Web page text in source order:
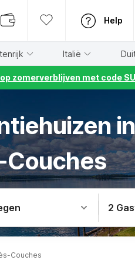
Help
Italië
zomerverblijven met code
2
Couches